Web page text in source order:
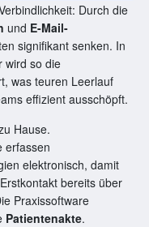
Durch die
und E-Mail-
signifikant senken. In
wird so die
was teuren Leerlauf
effizient ausschöpft.
Hause.
erfassen
elektronisch, damit
bereits über
Praxissoftware
Patientenakte.